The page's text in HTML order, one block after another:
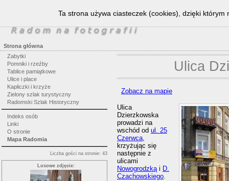
Strona główna
Zabytki
Pomniki i rzeźby
Tablice pamiątkowe
Ulice i place
Kapliczki i krzyże
Zielony szlak turystyczny
Radomski Szlak Historyczny
Indeks osób
Linki
O stronie
Mapa Radomia
Liczba gości na stronie: 43
Losowe zdjęcie:
Ulica
Zobacz na mapie
Ulica
Dzierzkowska
prowadzi na
wschód od ul. 25
Czerwca,
krzyżując się
następnie z
ulicami
Nowogrodzkąi D.
Czachowskiego.
Ta strona używa ciasteczek (cookies), dzięki którym